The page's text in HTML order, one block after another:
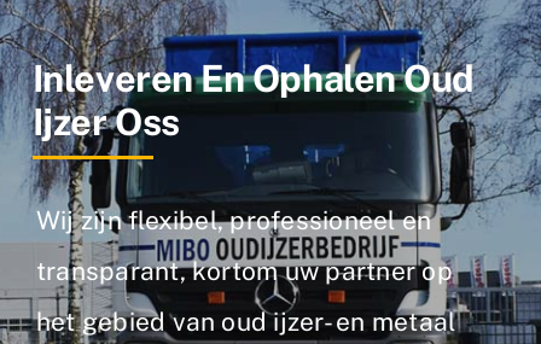
Metaalsoorten
FAQ
Nieuws
Contact
Inleveren En Ophalen Oud
Ijzer Oss
Wij zijn flexibel, professioneel en
transparant, kortom uw partner op
het gebied van oud ijzer- en metaal